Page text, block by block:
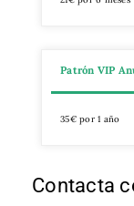
Patrón VIP
35€ por 1 año
Contacta